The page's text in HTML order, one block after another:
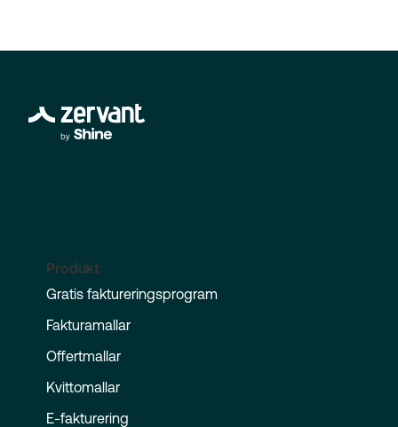
Produkt
Gratis faktureringsprogram
Fakturamallar
Offertmallar
Kvittomallar
E-fakturering